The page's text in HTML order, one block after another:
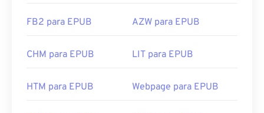
FB2 para EPUB AZW para EPUB
CHM para EPUB LIT para EPUB
HTM para EPUB Webpage para EPUB